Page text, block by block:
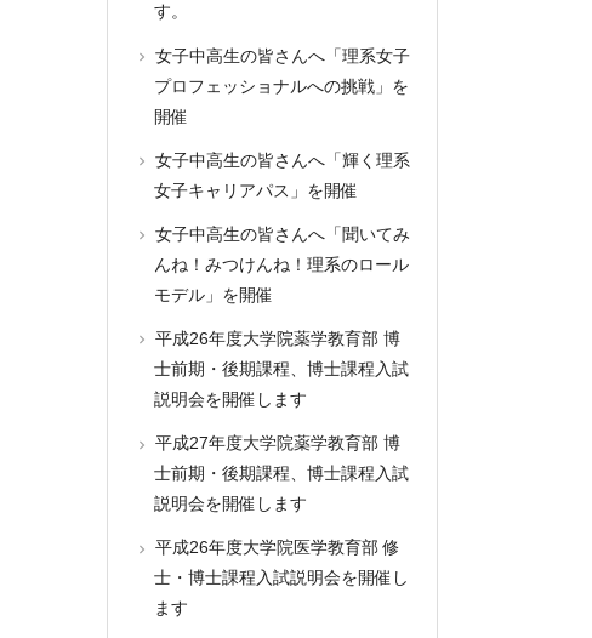
す。
女子中高生の皆さんへ「理系女子
プロフェッショナルへの挑戦」を
開催
女子中高生の皆さんへ「輝く理系
女子キャリアパス」を開催
女子中高生の皆さんへ「聞いてみ
んね！みつけんね！理系のロール
モデル」を開催
平成26年度大学院薬学教育部 博
士前期・後期課程、博士課程入試
説明会を開催します
平成27年度大学院薬学教育部 博
士前期・後期課程、博士課程入試
説明会を開催します
平成26年度大学院医学教育部 修
士・博士課程入試説明会を開催し
ます